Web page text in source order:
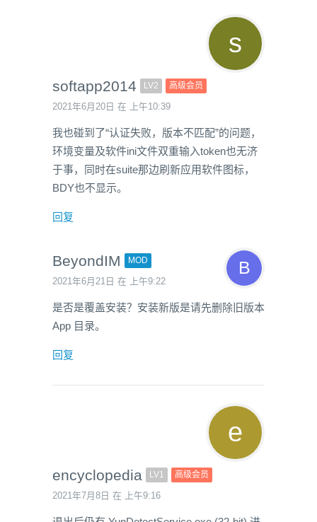
softapp2014 LV2 高级会员
2021年6月20日 在 上午10:39
我也碰到了“认证失败，版本不匹配”的问题，
环境变量及软件ini文件双重输入token也无济
于事，同时在suite那边刷新应用软件图标，
BDY也不显示。
回复
BeyondIM MOD
2021年6月21日 在 上午9:22
是否是覆盖安装？安装新版是请先删除旧版本
App 目录。
回复
encyclopedia LV1 高级会员
2021年7月8日 在 上午9:16